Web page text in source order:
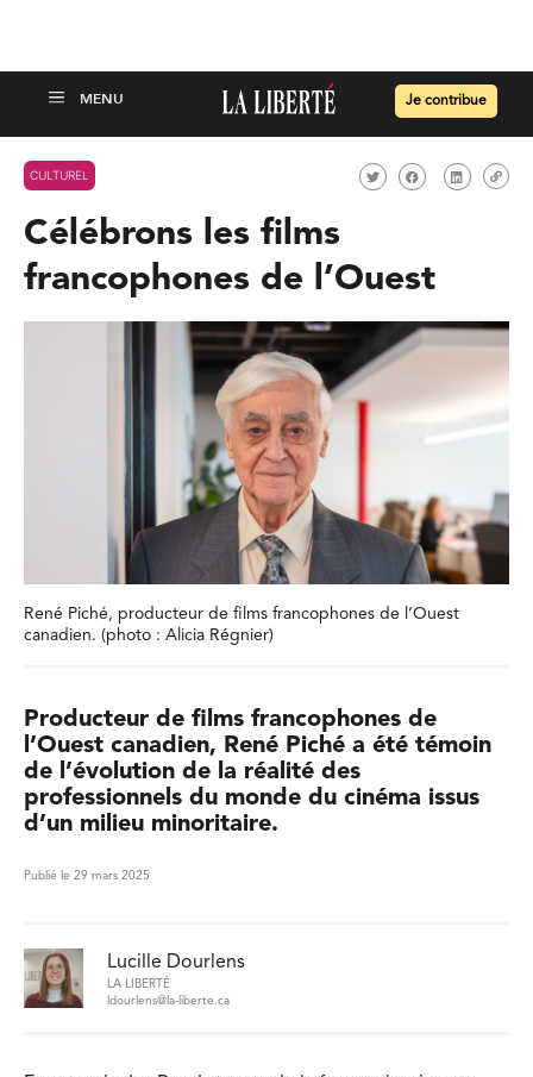
Je contribue
CULTUREL
Célébrons les films
francophones de l’Ouest
René Piché, producteur de films francophones de l’Ouest
canadien. (photo : Alicia Régnier)
Producteur de films francophones de
l’Ouest canadien, René Piché a été témoin
de l’évolution de la réalité des
professionnels du monde du cinéma issus
d’un milieu minoritaire.
Publié le 29 mars 2025
Lucille Dourlens
LA LIBERTÉ
ldourlens@la-liberte.ca